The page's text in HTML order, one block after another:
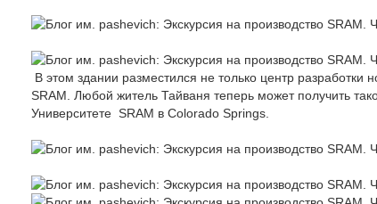
В этом здании разместился не только центр разработки
SRAM. Любой житель Тайваня теперь может получить
Университете SRAM в Colorado Springs.